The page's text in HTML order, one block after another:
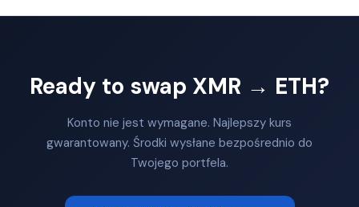
Ready to swap XMR → ETH?
Konto nie jest wymagane. Najlepszy kurs
gwarantowany. Środki wysłane bezpośrednio do
Twojego portfela.